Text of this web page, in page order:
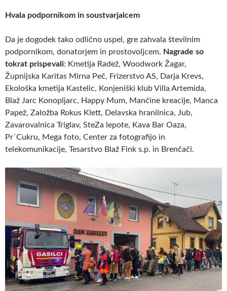
Hvala podpornikom in soustvarjalcem
Da je dogodek tako odlično uspel, gre zahvala številnim
podpornikom, donatorjem in prostovoljcem. Nagrade so
tokrat prispevali: Kmetija Radež, Woodwork Žagar,
Župnijska Karitas Mirna Peč, Frizerstvo AS, Darja Krevs,
Ekološka kmetija Kastelic, Konjeniški klub Villa Artemida,
Blaž Jarc Konopljarc, Happy Mum, Mančine kreacije, Manca
Papež, Založba Rokus Klett, Delavska hranilnica, Jub,
Zavarovalnica Triglav, SteZa lepote, Kava Bar Oaza,
Pr`Cukru, Mega foto, Center za fotografijo in
telekomunikacije, Tesarstvo Blaž Fink s.p. in Brenčači.